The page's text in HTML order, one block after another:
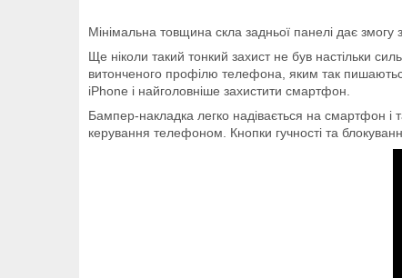
Мінімальна товщина скла задньої панелі дає змогу
Ще ніколи такий тонкий захист не був настільки
витонченого профілю телефона, яким так
iPhone і найголовніше захистити смартфон.
Бампер-накладка легко надівається на смартфон і
керування телефоном. Кнопки гучності та